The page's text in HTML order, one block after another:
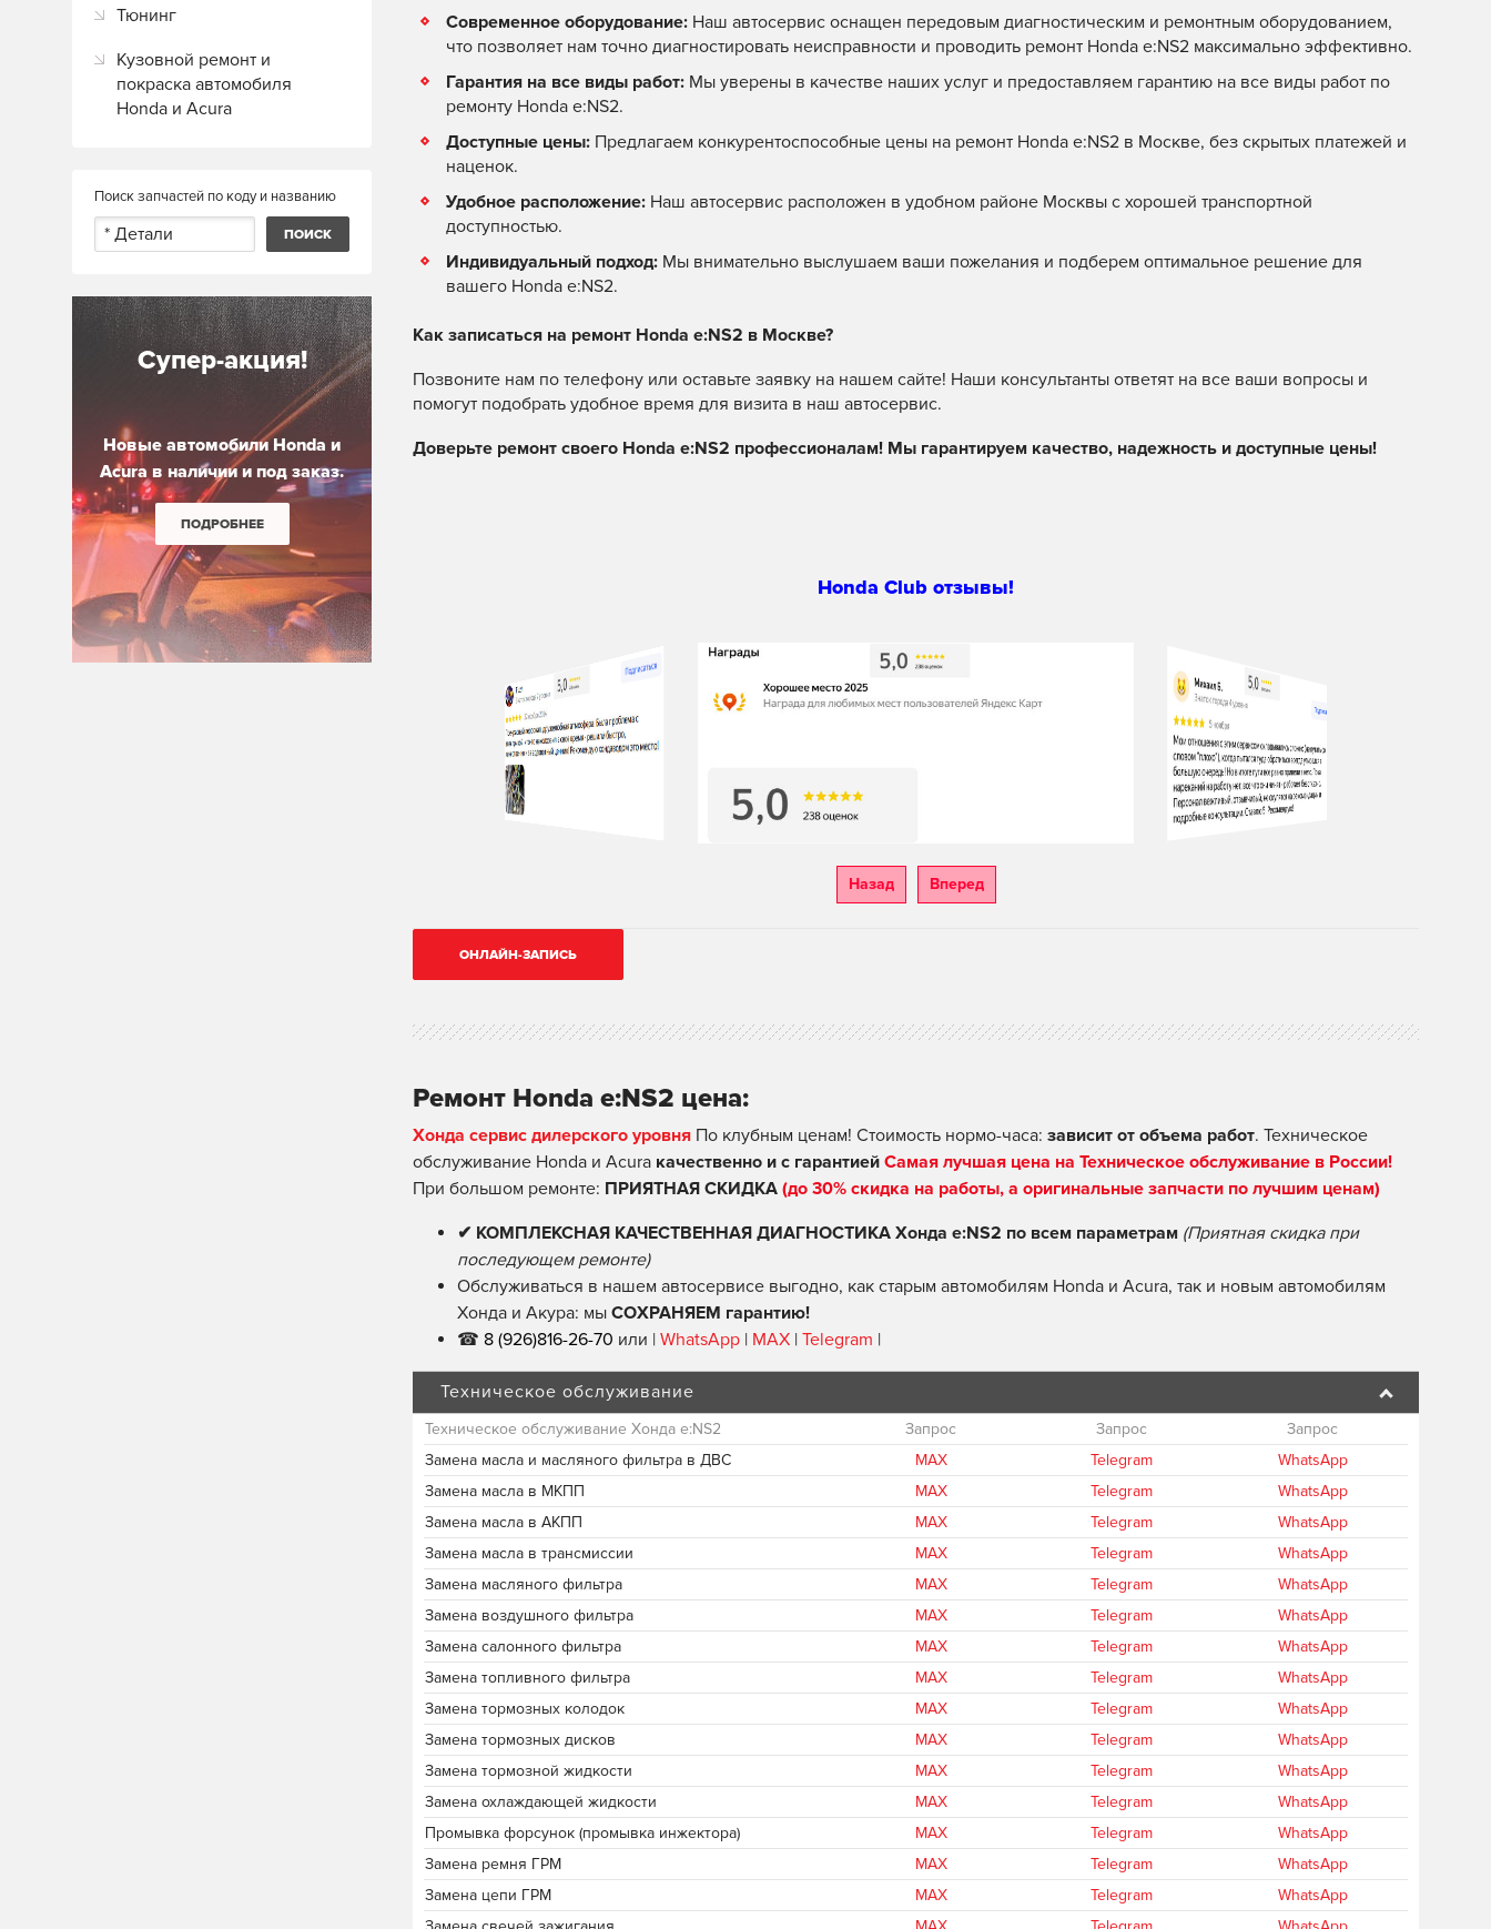
Тюнинг
Кузовной ремонт и
покраска автомобиля
Honda и Acura
Поиск запчастей по коду и названию
Супер-акция!
Новые автомобили Honda и
Acura в наличии и под заказ.
ПОДРОБНЕЕ
Современное оборудование: Наш автосервис оснащен передовым диагностическим и ремонтным оборудованием,
что позволяет нам точно диагностировать неисправности и проводить ремонт Honda e:NS2 максимально эффективно.
Гарантия на все виды работ: Мы уверены в качестве наших услуг и предоставляем гарантию на все виды работ по
ремонту Honda e:NS2.
Доступные цены: Предлагаем конкурентоспособные цены на ремонт Honda e:NS2 в Москве, без скрытых платежей и
наценок.
Удобное расположение: Наш автосервис расположен в удобном районе Москвы с хорошей транспортной
доступностью.
Индивидуальный подход: Мы внимательно выслушаем ваши пожелания и подберем оптимальное решение для
вашего Honda e:NS2.
Как записаться на ремонт Honda e:NS2 в Москве?
Позвоните нам по телефону или оставьте заявку на нашем сайте! Наши консультанты ответят на все ваши вопросы и
помогут подобрать удобное время для визита в наш автосервис.
Доверьте ремонт своего Honda e:NS2 профессионалам! Мы гарантируем качество, надежность и доступные цены!
Honda Club отзывы!
Назад Вперед
ОНЛАЙН-ЗАПИСЬ
Ремонт Honda e:NS2 цена:
Хонда сервис дилерского уровня По клубным ценам! Стоимость нормо-часа: зависит от объема работ. Техническое
обслуживание Honda и Acura качественно и с гарантией Самая лучшая цена на Техническое обслуживание в России!
При большом ремонте: ПРИЯТНАЯ СКИДКА (до 30% скидка на работы, а оригинальные запчасти по лучшим ценам)
✔ КОМПЛЕКСНАЯ КАЧЕСТВЕННАЯ ДИАГНОСТИКА Хонда e:NS2 по всем параметрам (Приятная скидка при
последующем ремонте)
Обслуживаться в нашем автосервисе выгодно, как старым автомобилям Honda и Acura, так и новым автомобилям
Хонда и Акура: мы СОХРАНЯЕМ гарантию!
☎ 8 (926)816-26-70 или | WhatsApp | MAX | Telegram |
Техническое обслуживание
Техническое обслуживание Хонда e:NS2 Запрос Запрос
Запрос
Замена масла и масляного фильтра в ДВС
MAX Telegram
WhatsApp
Замена масла в МКПП
MAX Telegram
WhatsApp
Замена масла в АКПП
MAX Telegram
WhatsApp
Замена масла в трансмиссии
MAX Telegram
WhatsApp
Замена масляного фильтра
MAX Telegram
WhatsApp
Замена воздушного фильтра
MAX Telegram
WhatsApp
Замена салонного фильтра
MAX Telegram
WhatsApp
Замена топливного фильтра
MAX Telegram
WhatsApp
Замена тормозных колодок
MAX Telegram
WhatsApp
Замена тормозных дисков
MAX Telegram
WhatsApp
Замена тормозной жидкости
MAX Telegram
WhatsApp
Замена охлаждающей жидкости
MAX Telegram
WhatsApp
Промывка форсунок (промывка инжектора)
MAX Telegram
WhatsApp
Замена ремня ГРМ
MAX Telegram
WhatsApp
Замена цепи ГРМ
MAX Telegram
WhatsApp